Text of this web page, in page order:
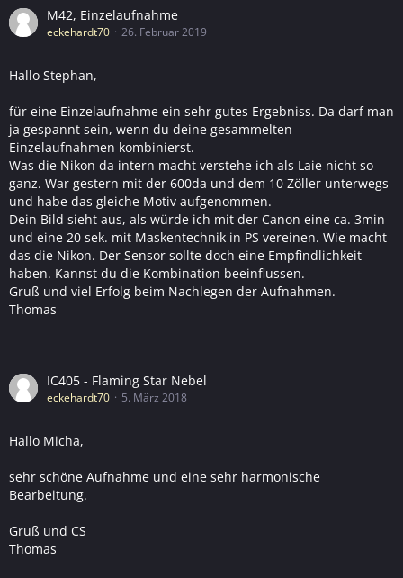
M42, Einzelaufnahme
eckehardt70 26. Februar 2019
Hallo Stephan,
für eine Einzelaufnahme ein sehr gutes Ergebniss. Da darf man
ja gespannt sein, wenn du deine gesammelten
Einzelaufnahmen kombinierst.
Was die Nikon da intern macht verstehe ich als Laie nicht so
ganz. War gestern mit der 600da und dem 10 Zöller unterwegs
und habe das gleiche Motiv aufgenommen.
Dein Bild sieht aus, als würde ich mit der Canon eine ca. 3min
und eine 20 sek. mit Maskentechnik in PS vereinen. Wie macht
das die Nikon. Der Sensor sollte doch eine Empfindlichkeit
haben. Kannst du die Kombination beeinflussen.
Gruß und viel Erfolg beim Nachlegen der Aufnahmen.
Thomas
IC405 - Flaming Star Nebel
eckehardt70 5. März 2018
Hallo Micha,
sehr schöne Aufnahme und eine sehr harmonische
Bearbeitung.
Gruß und CS
Thomas